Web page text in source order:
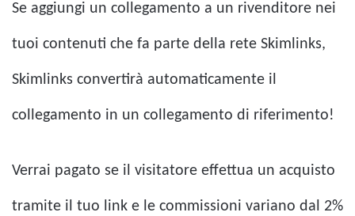
Se aggiungi un collegamento a un rivenditore nei
tuoi contenuti che fa parte della rete Skimlinks,
Skimlinks convertirà automaticamente il
collegamento in un collegamento di riferimento!
Verrai pagato se il visitatore effettua un acquisto
tramite il tuo link e le commissioni variano dal 2%